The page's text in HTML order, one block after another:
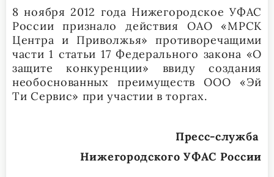
8 ноября 2012 года Нижегородское УФАС
России признало действия ОАО «МРСК
Центра и Приволжья» противоречащими
части 1 статьи 17 Федерального закона «О
защите конкуренции» ввиду создания
необоснованных преимуществ ООО «Эй
Ти Сервис» при участии в торгах.
Пресс-служба
Нижегородского УФАС России